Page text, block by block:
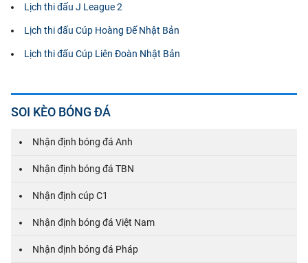
Lịch thi đấu J League 2
Lịch thi đấu Cúp Hoàng Đế Nhật Bản
Lịch thi đấu Cúp Liên Đoàn Nhật Bản
SOI KÈO BÓNG ĐÁ
Nhận định bóng đá Anh
Nhận định bóng đá TBN
Nhận định cúp C1
Nhận định bóng đá Việt Nam
Nhận định bóng đá Pháp